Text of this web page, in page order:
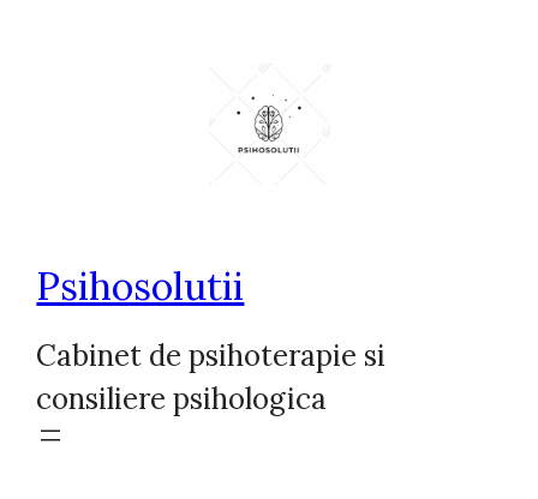
Psihosolutii
Cabinet de psihoterapie si
consiliere psihologica